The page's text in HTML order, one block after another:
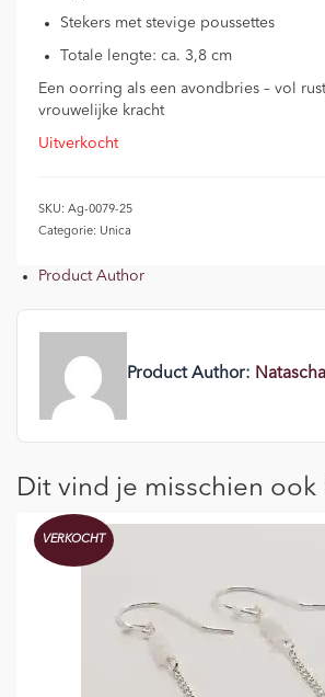
Stekers met stevige poussettes
Totale lengte: ca. 3,8 cm
Een oorring als een avondbries – vol
vrouwelijke kracht
Uitverkocht
SKU: Ag-0079-25
Categorie: Unica
Product Author
Product Author:
Dit vind je misschien
VERKOCHT